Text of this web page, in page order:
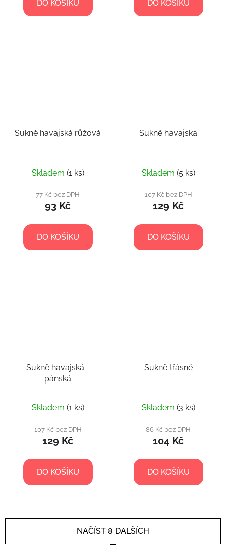
DO KOŠÍKU DO KOŠÍKU
Sukně havajská růžová
Skladem (1 ks)
77 Kč bez DPH
93 Kč
DO KOŠÍKU
Sukně havajská
Skladem (5 ks)
107 Kč bez DPH
129 Kč
DO KOŠÍKU
Sukně havajská -
pánská
Skladem (1 ks)
107 Kč bez DPH
129 Kč
DO KOŠÍKU
Sukně třásně
Skladem (3 ks)
86 Kč bez DPH
104 Kč
DO KOŠÍKU
NAČÍST 8 DALŠÍCH